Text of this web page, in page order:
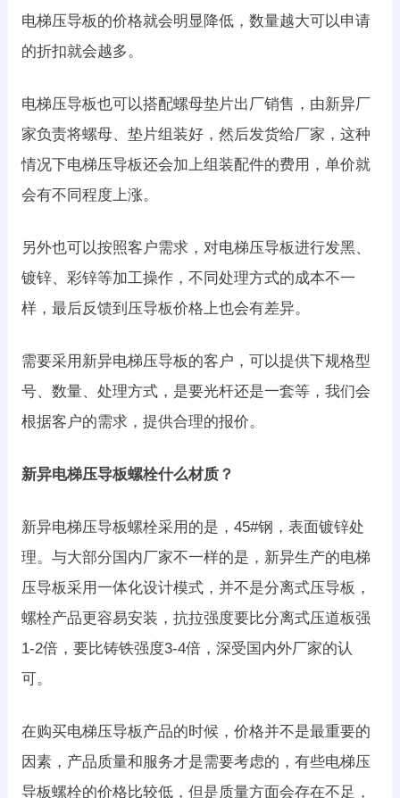
电梯压导板的价格就会明显降低，数量越大可以申请
的折扣就会越多。
电梯压导板也可以搭配螺母垫片出厂销售，由新异厂
家负责将螺母、垫片组装好，然后发货给厂家，这种
情况下电梯压导板还会加上组装配件的费用，单价就
会有不同程度上涨。
另外也可以按照客户需求，对电梯压导板进行发黑、
镀锌、彩锌等加工操作，不同处理方式的成本不一
样，最后反馈到压导板价格上也会有差异。
需要采用新异电梯压导板的客户，可以提供下规格型
号、数量、处理方式，是要光杆还是一套等，我们会
根据客户的需求，提供合理的报价。
新异电梯压导板螺栓什么材质？
新异电梯压导板螺栓采用的是，45#钢，表面镀锌处
理。与大部分国内厂家不一样的是，新异生产的电梯
压导板采用一体化设计模式，并不是分离式压导板，
螺栓产品更容易安装，抗拉强度要比分离式压道板强
1-2倍，要比铸铁强度3-4倍，深受国内外厂家的认
可。
在购买电梯压导板产品的时候，价格并不是最重要的
因素，产品质量和服务才是需要考虑的，有些电梯压
导板螺栓的价格比较低，但是质量方面会存在不足，